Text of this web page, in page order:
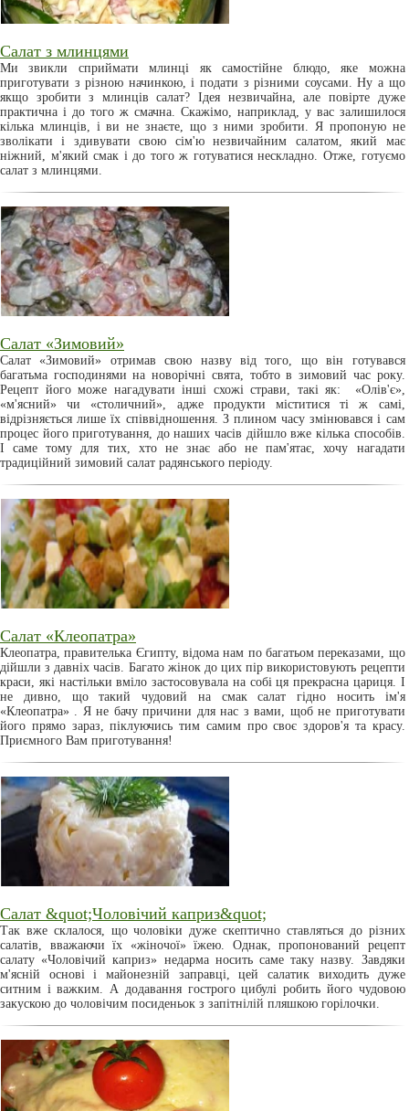
Салат з млинцями
Ми звикли сприймати млинці як самостійне блюдо, яке можна
приготувати з різною начинкою, і подати з різними соусами. Ну а що
якщо зробити з млинців салат? Ідея незвичайна, але повірте дуже
практична і до того ж смачна. Скажімо, наприклад, у вас залишилося
кілька млинців, і ви не знаєте, що з ними зробити. Я пропоную не
зволікати і здивувати свою сім'ю незвичайним салатом, який має
ніжний, м'який смак і до того ж готуватися нескладно. Отже, готуємо
салат з млинцями.
Салат «Зимовий»
Салат «Зимовий» отримав свою назву від того, що він готувався
багатьма господинями на новорічні свята, тобто в зимовий час року.
Рецепт його може нагадувати інші схожі страви, такі як: «Олів'є»,
«м'ясний» чи «столичний», адже продукти міститися ті ж самі,
відрізняється лише їх співвідношення. З плином часу змінювався і сам
процес його приготування, до наших часів дійшло вже кілька способів.
І саме тому для тих, хто не знає або не пам'ятає, хочу нагадати
традиційний зимовий салат радянського періоду.
Салат «Клеопатра»
Клеопатра, правителька Єгипту, відома нам по багатьом переказами, що
дійшли з давніх часів. Багато жінок до цих пір використовують рецепти
краси, які настільки вміло застосовувала на собі ця прекрасна цариця. І
не дивно, що такий чудовий на смак салат гідно носить ім'я
«Клеопатра» . Я не бачу причини для нас з вами, щоб не приготувати
його прямо зараз, піклуючись тим самим про своє здоров'я та красу.
Приємного Вам приготування!
Салат &quot;Чоловічий каприз&quot;
Так вже склалося, що чоловіки дуже скептично ставляться до різних
салатів, вважаючи їх «жіночої» їжею. Однак, пропонований рецепт
салату «Чоловічий каприз» недарма носить саме таку назву. Завдяки
м'ясній основі і майонезній заправці, цей салатик виходить дуже
ситним і важким. А додавання гострого цибулі робить його чудовою
закускою до чоловічим посиденьок з запітнілій пляшкою горілочки.